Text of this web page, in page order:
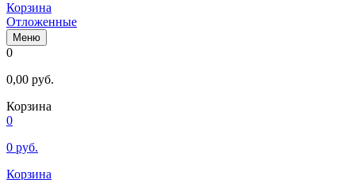
Корзина
Отложенные
Меню
0
0,00 руб.
Корзина
0
0 руб.
Корзина